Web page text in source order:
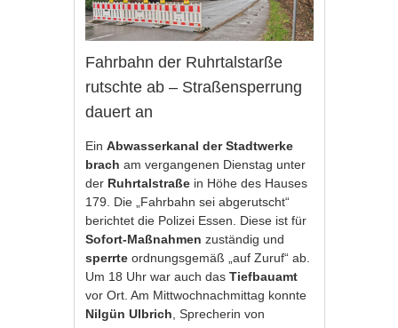
Fahrbahn der Ruhrtalstarße
rutschte ab – Straßensperrung
dauert an
EinAbwasserkanal der Stadtwerke
brach am vergangenen Dienstag unter
der Ruhrtalstraße in Höhe des Hauses
179. Die „Fahrbahn sei abgerutscht“
berichtet die Polizei Essen. Diese ist für
Sofort-Maßnahmenzuständig und
sperrteordnungsgemäß „auf Zuruf“ ab.
Um 18 Uhr war auch dasTiefbauamt
vor Ort. Am Mittwochnachmittag konnte
Nilgün Ulbrich, Sprecherin von